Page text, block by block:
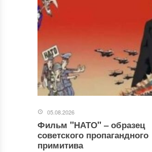
Комментарий*
05.08.2026
Фильм "НАТО" ‒ образец
советского пропагандного
примитива